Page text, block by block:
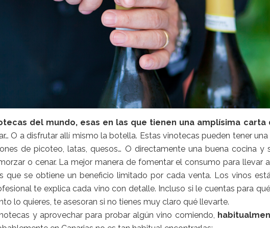
del mundo, esas en las que tienen una amplísima carta
O a disfrutar allí mismo la botella. Estas vinotecas pueden tener
de picoteo, latas, quesos… O directamente una buena cocina y
o cenar. La mejor manera de fomentar el consumo para llevar
que se obtiene un beneficio limitado por cada venta. Los vinos
te explica cada vino con detalle. Incluso si le cuentas para
lo quieres, te asesoran si no tienes muy claro qué llevarte.
y aprovechar para probar algún vino comiendo,